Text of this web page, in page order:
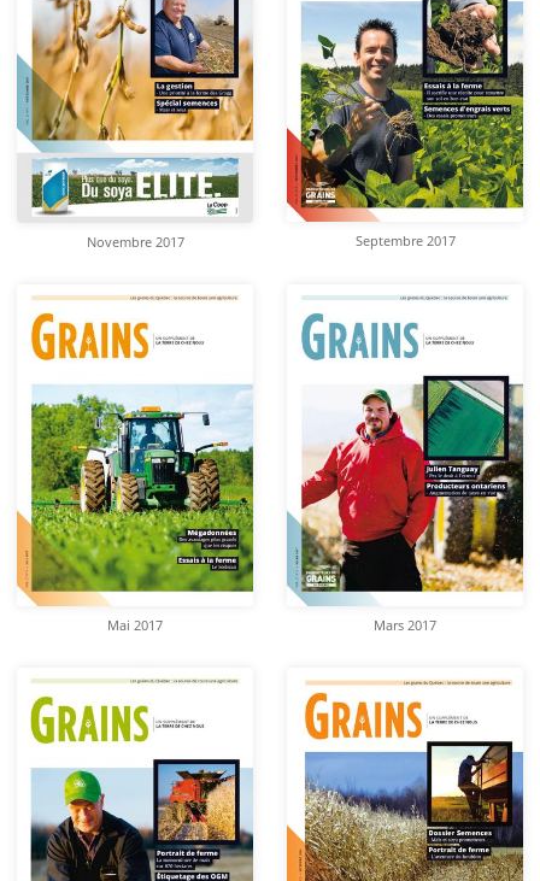
Novembre 2017 Septembre 2017
Mai 2017 Mars 2017